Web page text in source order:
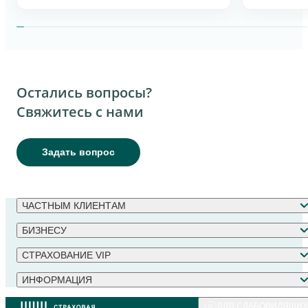
Остались вопросы?
Свяжитесь с нами
Задать вопрос
ЧАСТНЫМ КЛИЕНТАМ
БИЗНЕСУ
СТРАХОВАНИЕ VIP
ИНФОРМАЦИЯ